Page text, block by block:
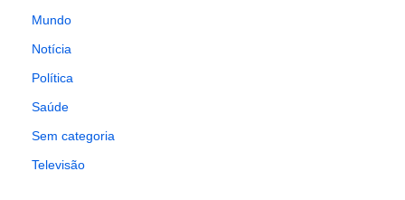
Mundo
Notícia
Política
Saúde
Sem categoria
Televisão